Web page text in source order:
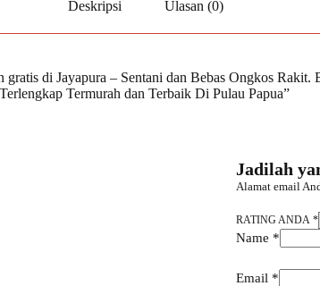
Deskripsi Ulasan (0)
di Jayapura – Sentani dan Bebas Ongkos
Termurah dan Terbaik Di Pulau Papua”
Jadilah
Alamat email
RATING ANDA *
Name *
Email *